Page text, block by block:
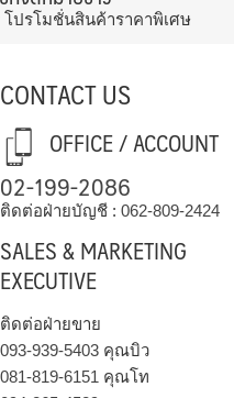
โปรโมชั่นสินค้าราคาพิเศษ
CONTACT US
OFFICE / ACCOUNT
02-199-2086
ติดต่อฝ่ายบัญชี : 062-809-2424
SALES & MARKETING
EXECUTIVE
ติดต่อฝ่ายขาย
093-939-5403คุณบิว
081-819-6151คุณโท